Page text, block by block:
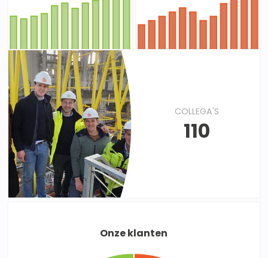
COLLEGA'S
110
Onze klanten